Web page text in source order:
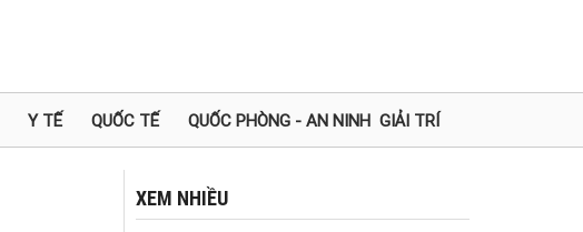
Y TẾ QUỐC TẾ QUỐC PHÒNG - AN NINH GIẢI TRÍ
XEM NHIỀU